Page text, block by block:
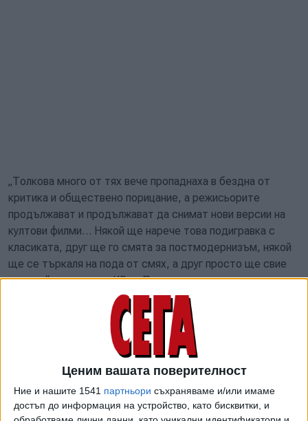
Ценим вашата поверителност
Ние и нашите 1541 партньори съхраняваме и/или имаме
достъп до информация на устройство, като бисквитки, и
„Толкова много от тях вече пропаднаха в бездна от
критика и обществено порицание, а режисьорите
продължават и продължават да снимат нови версии на
култови филми… Някой ще нарече това подигравка с
класиката, друг ще го смята за постмодернизъм, някой
ще се търкаля на пода от смях, а друг просто ще свие
рамене“, коментира KP.ru. Потърсена за коментар от
сайта, вдовицата на режисьора Елдар Рязанов – Ема
Абайдулина, определя проекта като „пълна глупост“. Тя
обяснява, че никой от екипа не се е обръщал към нея по
повод на авторските права, а и тя не искала „нито да ги
види, нито да ги чуе“. Виктор Брагински – син на
съавтора на Рязанов, сценариста Емил Брагински,
добавя, че и на него никой не е искал разрешение да
заснеме „пародия или какъвто и да било друг филм“.